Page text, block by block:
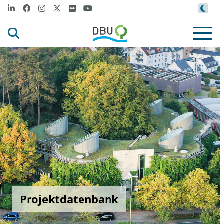
Projektdatenbank